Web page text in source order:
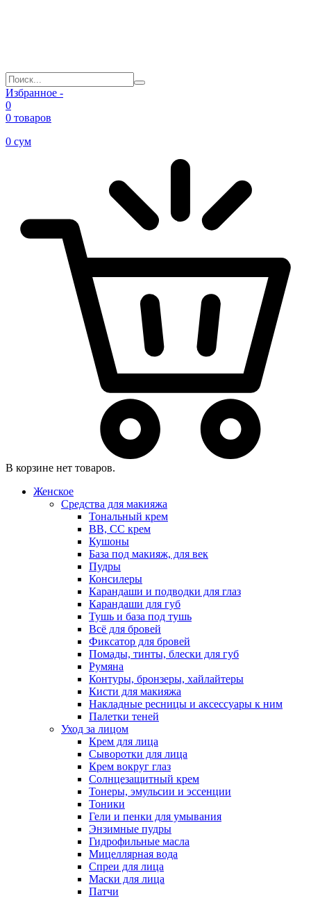
Избранное -
0
0 товаров
0 сум
В корзине нет товаров.
Женское
Средства для макияжа
Тональный крем
BB, CC крем
Кушоны
База под макияж, для век
Пудры
Консилеры
Карандаши и подводки для глаз
Карандаши для губ
Тушь и база под тушь
Всё для бровей
Фиксатор для бровей
Помады, тинты, блески для губ
Румяна
Контуры, бронзеры, хайлайтеры
Кисти для макияжа
Накладные ресницы и аксессуары к ним
Палетки теней
Уход за лицом
Крем для лица
Сыворотки для лица
Крем вокруг глаз
Солнцезащитный крем
Тонеры, эмульсии и эссенции
Тоники
Гели и пенки для умывания
Энзимные пудры
Гидрофильные масла
Мицеллярная вода
Спреи для лица
Маски для лица
Патчи